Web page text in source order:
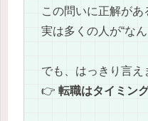
この問いに正解があ
実は多くの人が“な
でも、はっきり言え
👉 転職はタイミン